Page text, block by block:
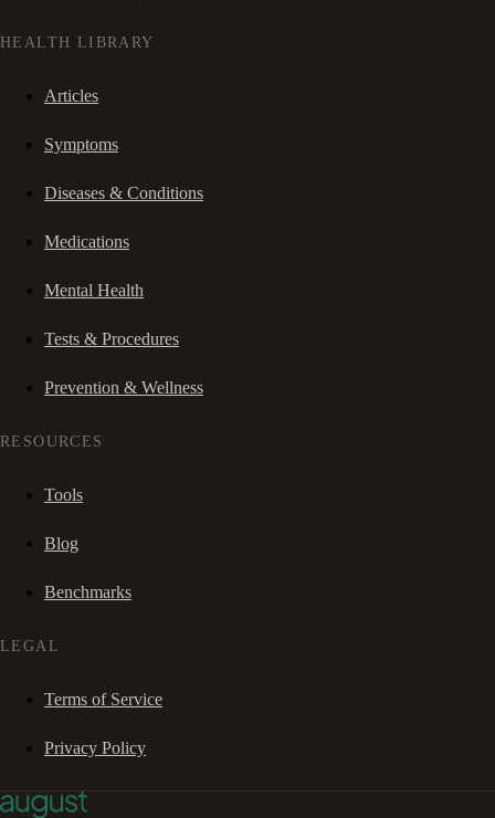
HEALTH LIBRARY
Articles
Symptoms
Diseases & Conditions
Medications
Mental Health
Tests & Procedures
Prevention & Wellness
RESOURCES
Tools
Blog
Benchmarks
LEGAL
Terms of Service
Privacy Policy